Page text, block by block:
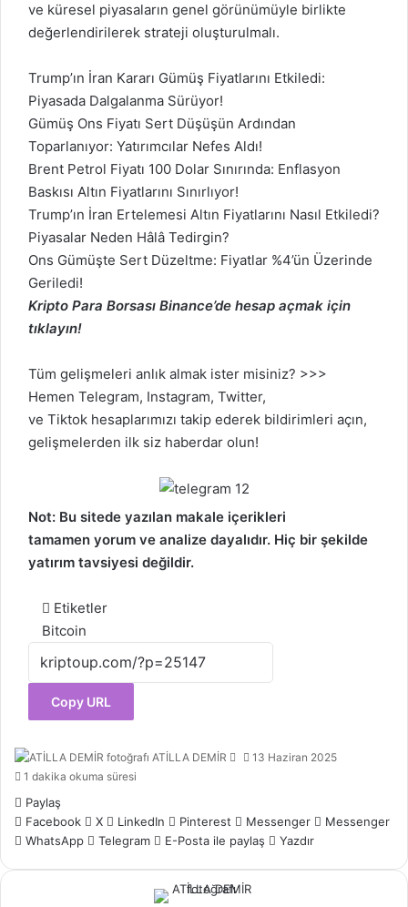
ve küresel piyasaların genel görünümüyle birlikte
değerlendirilerek strateji oluşturulmalı.
Trump’ın İran Kararı Gümüş Fiyatlarını Etkiledi:
Piyasada Dalgalanma Sürüyor!
Gümüş Ons Fiyatı Sert Düşüşün Ardından
Toparlanıyor: Yatırımcılar Nefes Aldı!
Brent Petrol Fiyatı 100 Dolar Sınırında: Enflasyon
Baskısı Altın Fiyatlarını Sınırlıyor!
Trump’ın İran Ertelemesi Altın Fiyatlarını Nasıl Etkiledi?
Piyasalar Neden Hâlâ Tedirgin?
Ons Gümüşte Sert Düzeltme: Fiyatlar %4’ün Üzerinde
Geriledi!
Kripto Para Borsası Binance’de hesap açmak için
tıklayın!
Tüm gelişmeleri anlık almak ister misiniz? >>>
Hemen Telegram, Instagram, Twitter,
ve Tiktok hesaplarımızı takip ederek bildirimleri açın,
gelişmelerden ilk siz haberdar olun!
Not: Bu sitede yazılan makale içerikleri
tamamen yorum ve analize dayalıdır. Hiç bir şekilde
yatırım tavsiyesi değildir.
Etiketler
Bitcoin
Copy URL
ATİLLA DEMİR
Bir
göndermek
13 Haziran 2025
1 dakika okuma süresi
Paylaş
Facebook
X LinkedIn Pinterest Messenger
Messenger
WhatsApp
Telegram E-Posta ile paylaş Yazdır